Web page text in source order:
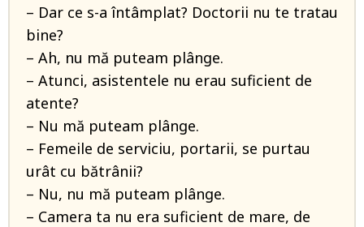
– Dar ce s-a întâmplat? Doctorii nu te tratau
bine?
– Ah, nu mă puteam plânge.
– Atunci, asistentele nu erau suficient de
atente?
– Nu mă puteam plânge.
– Femeile de serviciu, portarii, se purtau
urât cu bătrânii?
– Nu, nu mă puteam plânge.
– Camera ta nu era suficient de mare, de